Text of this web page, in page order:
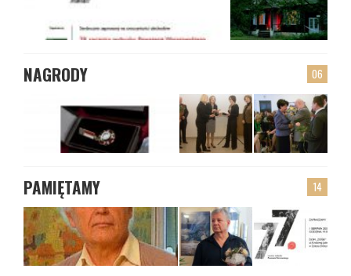
06
NAGRODY
14
PAMIĘTAMY